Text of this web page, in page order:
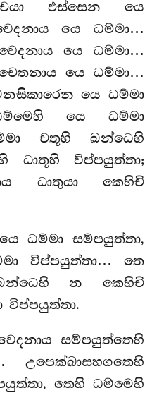
ඵස්සෙන යෙ
යෙ ධම්මා…
යෙ ධම්මා…
යෙ ධම්මා…
යෙ ධම්මා
යෙ ධම්මා
චතූහි ඛන්ධෙහි
ධාතූහි විප්පයුත්තා;
ධාතුයා කෙහිචි
ධම්මා සම්පයුත්තා,
විප්පයුත්තා… තෙ
න කෙහිචි
විප්පයුත්තා.
සම්පයුත්තෙහි
තෙහි ධම්මෙහි